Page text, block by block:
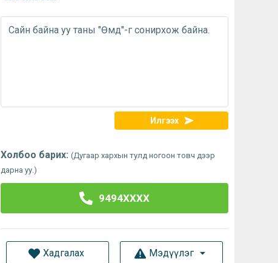
Илгээх
Холбоо барих: (Дугаар хархын тулд ногоон товч дээр
дарна уу.)
9494XXXX
Хадгалах Мэдүүлэг